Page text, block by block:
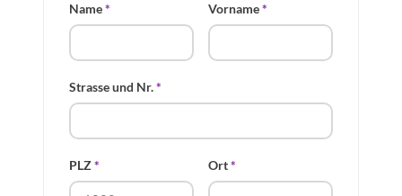
Name* Vorname*
Strasse und Nr.*
PLZ* Ort*